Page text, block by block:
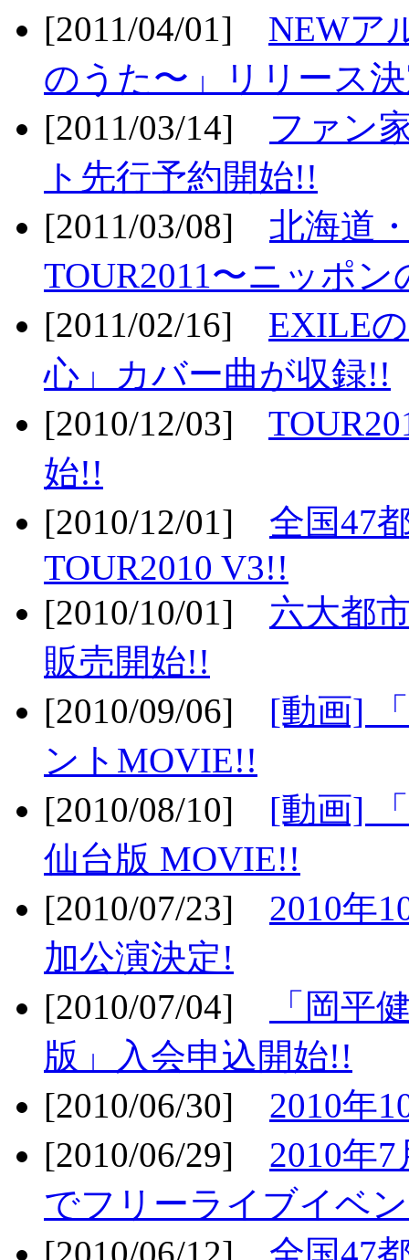
[2011/04/01] NEWア
のうた〜」リリース
[2011/03/14] ファン
ト先行予約開始!!
[2011/03/08] 北海道
TOUR2011〜ニッポ
[2011/02/16] EXILE
心」カバー曲が収録!!
[2010/12/03]
始!!
[2010/12/01] 全国47
TOUR2010 V3!!
[2010/10/01] 六大都
販売開始!!
[2010/09/06] [動画]
ントMOVIE!!
[2010/08/10] [動画]
仙台版 MOVIE!!
[2010/07/23] 2010年
加公演決定!
[2010/07/04]
「岡平
版」入会申込開始!!
[2010/06/30] 2010年
[2010/06/29] 2010年
でフリーライブイベ